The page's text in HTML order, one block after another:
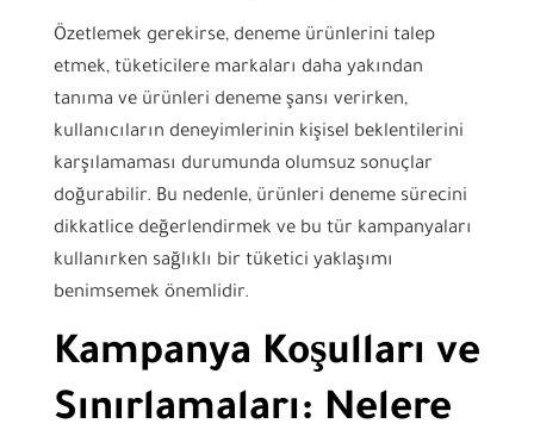
Özetlemek gerekirse, deneme ürünlerini talep
etmek, tüketicilere markaları daha yakından
tanıma ve ürünleri deneme şansı verirken,
kullanıcıların deneyimlerinin kişisel beklentilerini
karşılamaması durumunda olumsuz sonuçlar
doğurabilir. Bu nedenle, ürünleri deneme sürecini
dikkatlice değerlendirmek ve bu tür kampanyaları
kullanırken sağlıklı bir tüketici yaklaşımı
benimsemek önemlidir.
Kampanya Koşulları ve
Sınırlamaları: Nelere